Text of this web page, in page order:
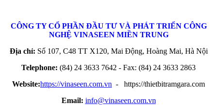
CÔNG TY CỔ PHẦN ĐẦU TƯ VÀ PHÁT TRIỂN CÔNG
NGHỆ VINASEEN MIỀN TRUNG
Địa chỉ: Số 107, C48 TT X120, Mai Động, Hoàng Mai, Hà Nội
Telephone: (84) 24 3633 7642 - Fax: (84) 24 3633 2863
Website:https://vinaseen.com.vn - https://thietbitramgara.com
Email: info@vinaseen.com.vn